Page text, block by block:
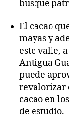
busque
El cacao
mayas y
este valle,
Antigua
puede
revalorizar
cacao en
de estudio.